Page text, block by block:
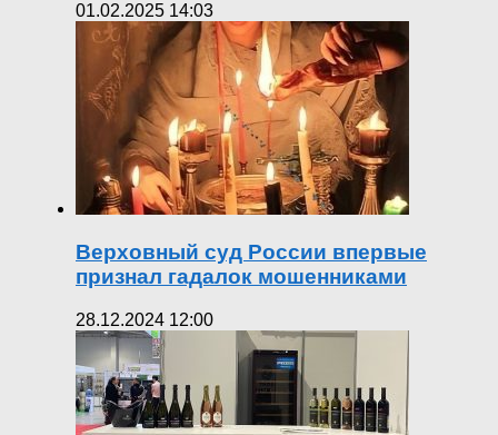
01.02.2025 14:03
Верховный суд России впервые
признал гадалок мошенниками
28.12.2024 12:00